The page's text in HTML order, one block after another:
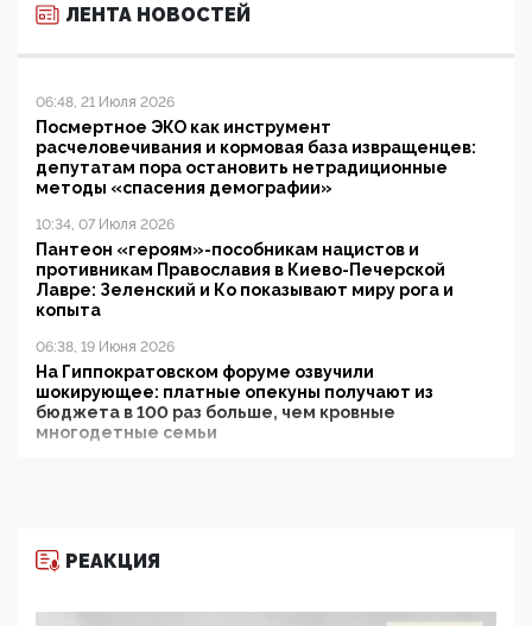
ЛЕНТА НОВОСТЕЙ
06:48, 21 Июля 2026
Посмертное ЭКО как инструмент
расчеловечивания и кормовая база извращенцев:
депутатам пора остановить нетрадиционные
методы «спасения демографии»
10:34, 07 Июля 2026
Пантеон «героям»-пособникам нацистов и
противникам Православия в Киево-Печерской
Лавре: Зеленский и Ко показывают миру рога и
копыта
06:38, 19 Июня 2026
На Гиппократовском форуме озвучили
шокирующее: платные опекуны получают из
бюджета в 100 раз больше, чем кровные
многодетные семьи
11:53, 09 Июня 2026
деятельность ИИТО ЮНЕСКО в России, но
РЕАКЦИЯ